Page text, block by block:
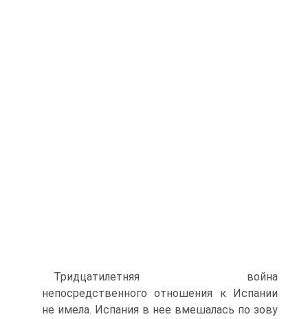
Тридцатилетняя война
непосредственного отноше­ния к Испании
не имела. Испания в нее вмешалась по зову